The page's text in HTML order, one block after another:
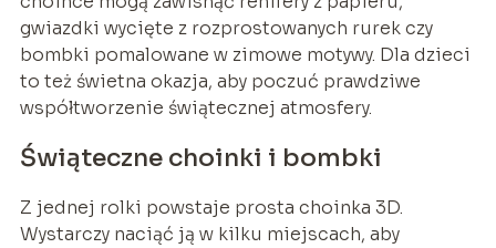
gwiazdki wycięte z rozprostowanych rurek czy
bombki pomalowane w zimowe motywy. Dla dzieci
to też świetna okazja, aby poczuć prawdziwe
współtworzenie świątecznej atmosfery.
Świąteczne choinki i bombki
Z jednej rolki powstaje prosta choinka 3D.
Wystarczy naciąć ją w kilku miejscach, aby